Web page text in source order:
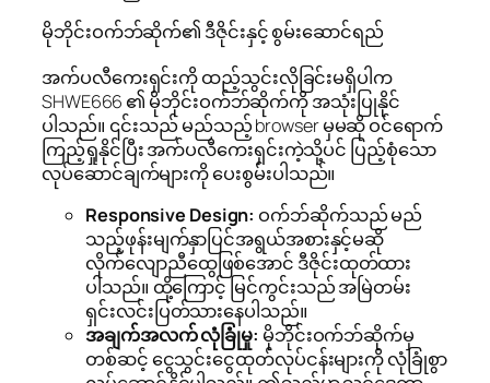
မိုဘိုင်းဝက်ဘ်ဆိုက်၏ ဒီဇိုင်းနှင့် စွမ်းဆောင်ရည်
အက်ပလီကေးရှင်းကို ထည့်သွင်းလိုခြင်းမရှိပါက
SHWE666 ၏ မိုဘိုင်းဝက်ဘ်ဆိုက်ကို အသုံးပြုနိုင်
ပါသည်။ ၎င်းသည် မည်သည့် browser မှမဆို ဝင်ရောက်
ကြည့်ရှုနိုင်ပြီး အက်ပလီကေးရှင်းကဲ့သို့ပင် ပြည့်စုံသော
လုပ်ဆောင်ချက်များကို ပေးစွမ်းပါသည်။
Responsive Design: ဝက်ဘ်ဆိုက်သည် မည်
သည့်ဖုန်းမျက်နှာပြင်အရွယ်အစားနှင့်မဆို
လိုက်လျောညီထွေဖြစ်အောင် ဒီဇိုင်းထုတ်ထား
ပါသည်။ ထို့ကြောင့် မြင်ကွင်းသည် အမြဲတမ်း
ရှင်းလင်းပြတ်သားနေပါသည်။
အချက်အလက် လုံခြုံမှု: မိုဘိုင်းဝက်ဘ်ဆိုက်မှ
တစ်ဆင့် ငွေသွင်းငွေထုတ်လုပ်ငန်းများကို လုံခြုံစွာ